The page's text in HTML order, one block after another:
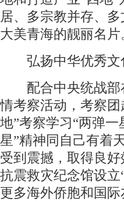
居、多宗教并存、
大美青海的靓丽名片
弘扬中华优秀文
配合中央统战部
情考察活动，考察
地”考察学习“两弹
星”精神同自己有着
受到震撼，取得良
抗震救灾纪念馆设
更多海外侨胞和国